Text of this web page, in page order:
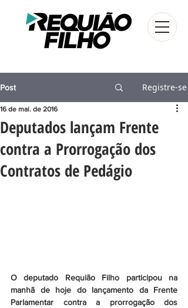
Post Registre-se
Deputados lançam Frente
contra a Prorrogação dos
Contratos de Pedágio
16 de mai. de 2016
O deputado Requião Filho participou na
manhã de hoje do lançamento da Frente
Parlamentar contra a prorrogação dos